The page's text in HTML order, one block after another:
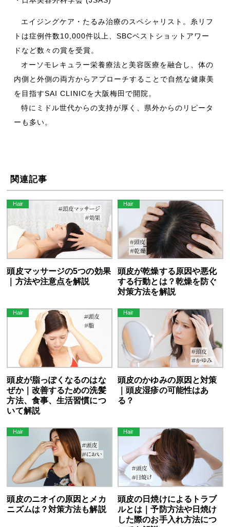
エイジングケア・たるみ治療のスペシャリスト。糸リフ
トは症例件数10,000件以上、SBCベストショットアワー
ドなど数々の賞を受賞。
オーソモレキュラー栄養療法と美容医療を融合し、体の
内側と外側の両方からアプローチすることで自然な健康美
を目指すSAI CLINICを大阪梅田で開院。
特にミドル世代からの支持が厚く、県外からのリピータ
ーも多い。
関連記事
頭皮マッサージの5つの効果
｜方法や注意点を解説
頭皮が乾燥する原因や悪化
する行動とは？乾燥を防ぐ
対策方法を解説
頭皮が脂っぽくなるのはな
ぜか｜改善するための洗髪
方法、食事、生活習慣につ
いて解説
頭皮のかゆみの原因と対策
｜頭皮湿疹の可能性はあ
る？
頭皮のニオイの原因とメカ
ニズムは？対策方法も解説
頭皮の日焼けによるトラブ
ルとは｜予防方法や日焼け
した際のお手入れ方法につ